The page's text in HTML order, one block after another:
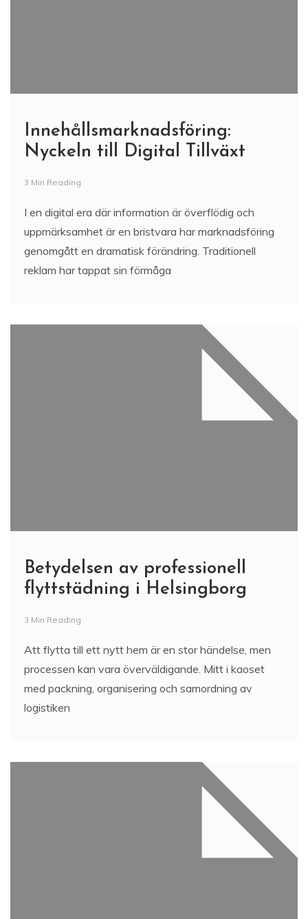
Innehållsmarknadsföring:
Nyckeln till Digital Tillväxt
3 Min Reading
I en digital era där information är överflödig och
uppmärksamhet är en bristvara har marknadsföring
genomgått en dramatisk förändring. Traditionell
reklam har tappat sin förmåga
Betydelsen av professionell
flyttstädning i Helsingborg
3 Min Reading
Att flytta till ett nytt hem är en stor händelse, men
processen kan vara överväldigande. Mitt i kaoset
med packning, organisering och samordning av
logistiken